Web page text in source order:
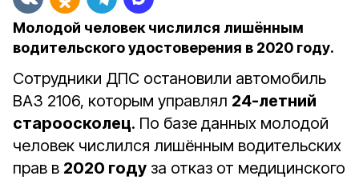
Молодой человек числился лишённым
водительского удостоверения в 2020 году.
Сотрудники ДПС остановили автомобиль
ВАЗ 2106, которым управлял 24-летний
староосколец. По базе данных молодой
человек числился лишённым водительских
прав в 2020 году за отказ от медицинского